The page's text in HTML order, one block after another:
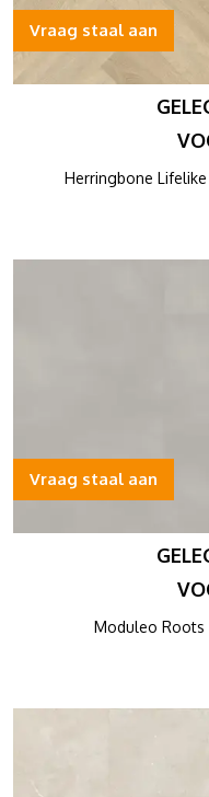
Herringbone
Vraag staal aan
Moduleo Roots
Vraag staal aan